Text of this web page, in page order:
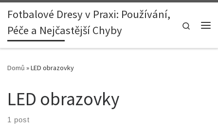
Skip to content
Fotbalové Dresy v Praxi: Používání,
Péče a Nejčastější Chyby
Search
Domů »LED obrazovky
LED obrazovky
1 post